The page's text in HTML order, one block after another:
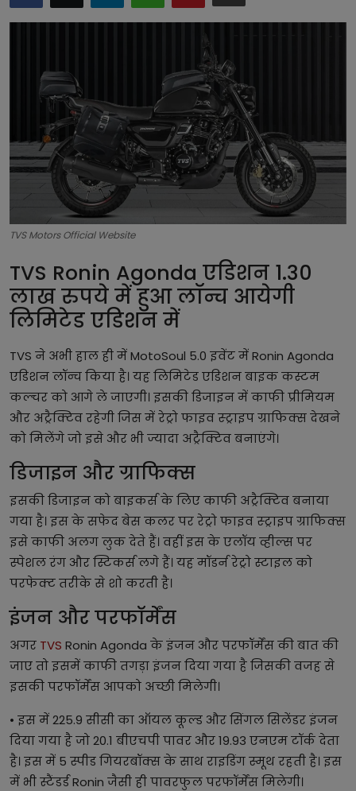
टेक्नोलॉजी
बिजनेस
TVS Motors Official Website
TVS Ronin Agonda एडिशन 1.30
लाख रुपये में हुआ लॉन्च आयेगी
लिमिटेड एडिशन में
TVS ने अभी हाल ही में MotoSoul 5.0 इवेंट में Ronin Agonda
एडिशन लॉन्च किया है। यह लिमिटेड एडिशन बाइक कस्टम
कल्चर को आगे ले जाएगी। इसकी डिजाइन में काफी प्रीमियम
और अट्रैक्टिव रहेगी जिस में रेट्रो फाइव स्ट्राइप ग्राफिक्स देखने
को मिलेंगे जो इसे और भी ज्यादा अट्रैक्टिव बनाएंगे।
डिजाइन और ग्राफिक्स
इसकी डिजाइन को बाइकर्स के लिए काफी अट्रैक्टिव बनाया
गया है। इस के सफेद बेस कलर पर रेट्रो फाइव स्ट्राइप ग्राफिक्स
इसे काफी अलग लुक देते हैं। वहीं इस के एलॉय व्हील्स पर
स्पेशल रंग और स्टिकर्स लगे हैं। यह मॉडर्न रेट्रो स्टाइल को
परफेक्ट तरीके से शो करती है।
इंजन और परफॉर्मेंस
अगर TVS Ronin Agonda के इंजन और परफॉर्मेंस की बात की
जाए तो इसमें काफी तगड़ा इंजन दिया गया है जिसकी वजह से
इसकी परफॉर्मेंस आपको अच्छी मिलेगी।
• इस में 225.9 सीसी का ऑयल कूल्ड और सिंगल सिलेंडर इंजन
दिया गया है जो 20.1 बीएचपी पावर और 19.93 एनएम टॉर्क देता
है। इस में 5 स्पीड गियरबॉक्स के साथ राइडिंग स्मूथ रहती है। इस
में भी स्टैंडर्ड Ronin जैसी ही पावरफुल परफॉर्मेंस मिलेगी।